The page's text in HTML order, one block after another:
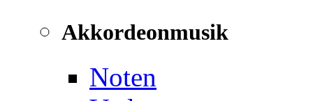
Akkordeonmusik
Noten